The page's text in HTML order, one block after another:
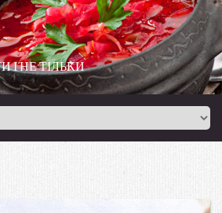
І НЕ ТІЛЬКИ